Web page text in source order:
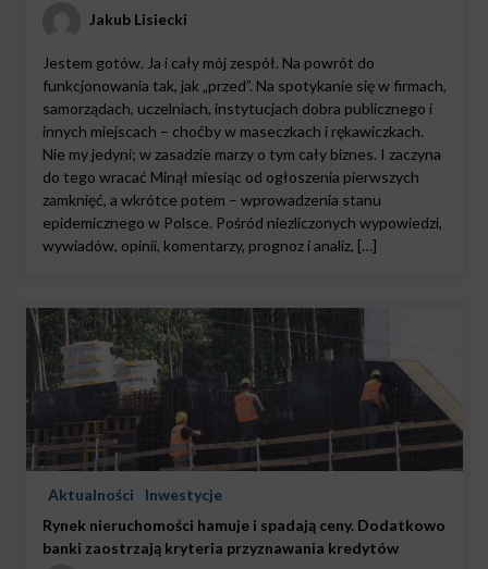
Jakub Lisiecki
Jestem gotów. Ja i cały mój zespół. Na powrót do
funkcjonowania tak, jak „przed”. Na spotykanie się w firmach,
samorządach, uczelniach, instytucjach dobra publicznego i
innych miejscach – choćby w maseczkach i rękawiczkach.
Nie my jedyni; w zasadzie marzy o tym cały biznes. I zaczyna
do tego wracać Minął miesiąc od ogłoszenia pierwszych
zamknięć, a wkrótce potem – wprowadzenia stanu
epidemicznego w Polsce. Pośród niezliczonych wypowiedzi,
wywiadów, opinii, komentarzy, prognoz i analiz, […]
Aktualności
Inwestycje
Rynek nieruchomości hamuje i spadają ceny. Dodatkowo
banki zaostrzają kryteria przyznawania kredytów